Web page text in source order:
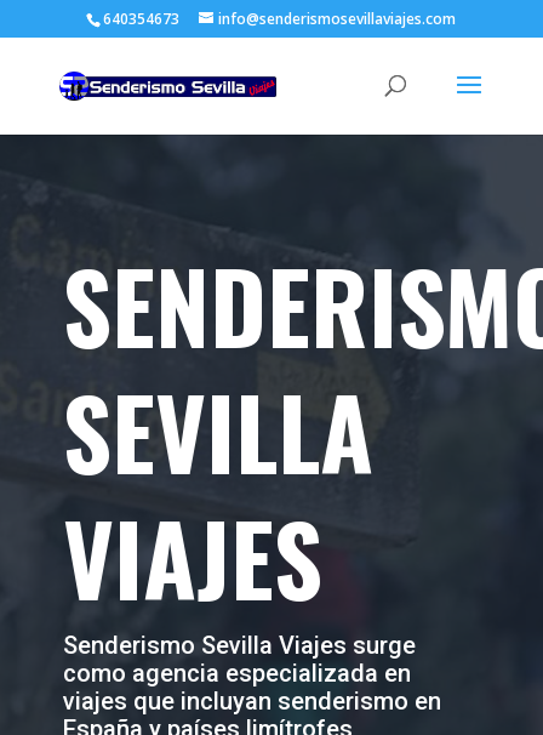
640354673 info@senderismosevillaviajes.com
SEVILLA
VIAJES
Senderismo Sevilla Viajes surge
como agencia especializada en
viajes que incluyan senderismo en
España y países limítrofes